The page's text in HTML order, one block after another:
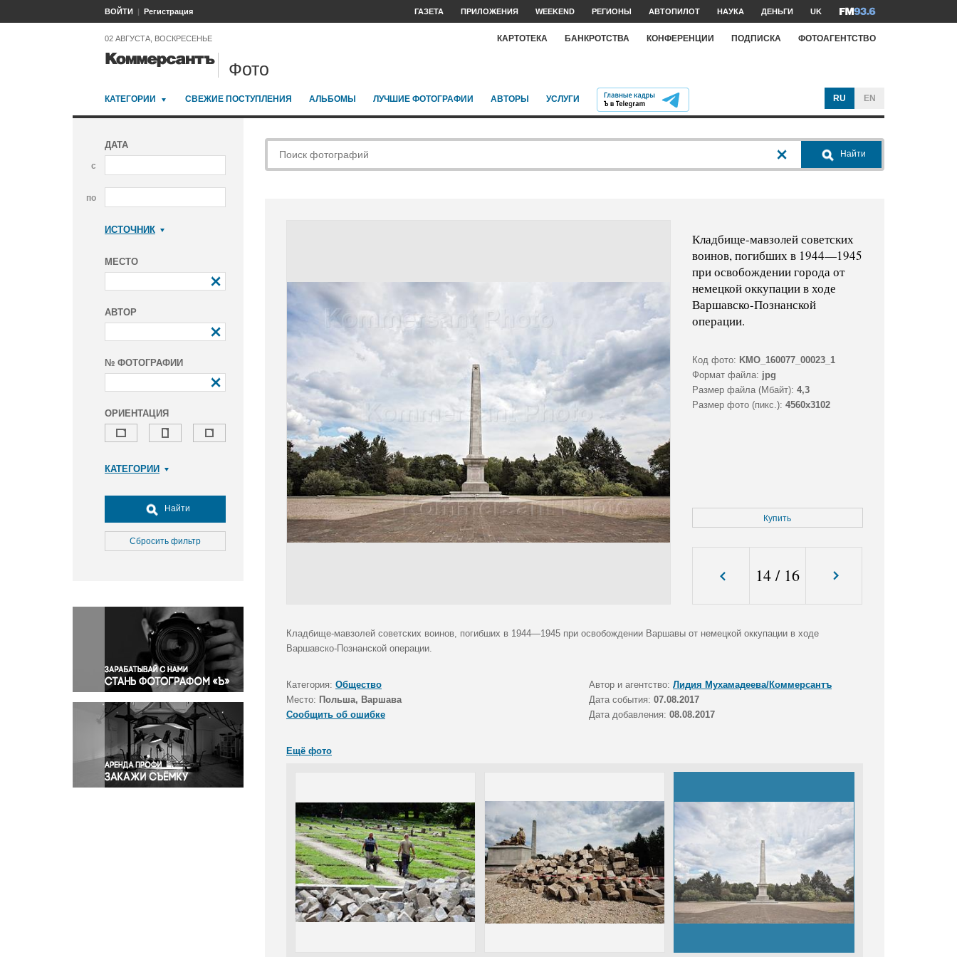
ВОЙТИ Регистрация ГАЗЕТА ПРИЛОЖЕНИЯ WEEKEND РЕГИОНЫ АВТОПИЛОТ НАУКА ДЕНЬГИ UK
02 АВГУСТА, ВОСКРЕСЕНЬЕ КАРТОТЕКА БАНКРОТСТВА КОНФЕРЕНЦИИ ПОДПИСКА ФОТОАГЕНТСТВО
Фото
КАТЕГОРИИ СВЕЖИЕ ПОСТУПЛЕНИЯ АЛЬБОМЫ ЛУЧШИЕ ФОТОГРАФИИ АВТОРЫ УСЛУГИ RU EN
ДАТА
с
по
ИСТОЧНИК
МЕСТО
АВТОР
№ ФОТОГРАФИИ
ОРИЕНТАЦИЯ
КАТЕГОРИИ
Досуг, туризм и отдых
Культура
Медицина
Окружающая среда
Политика
Правосудие
Происшествия и конфликты
Религия
Светская жизнь
Спорт
Экология
Экономика и бизнес
Найти
Сбросить фильтр
Найти
Кладбище-мавзолей советских
воинов, погибших в 1944—1945
при освобождении города от
немецкой оккупации в ходе
Варшавско-Познанской
операции.
Код фото: KMO_160077_00023_1
Формат файла: jpg
Размер файла (Мбайт): 4,3
Размер фото (пикс.): 4560x3102
Купить
14/ 16
Кладбище-мавзолей советских воинов, погибших в 1944—1945 при освобождении Варшавы от немецкой оккупации в ходе
Варшавско-Познанской операции.
Категория: Общество Автор и агентство: Лидия Мухамадеева/Коммерсантъ
Место: Польша, Варшава Дата события: 07.08.2017
Сообщить об ошибке
Дата добавления: 08.08.2017
Ещё фото